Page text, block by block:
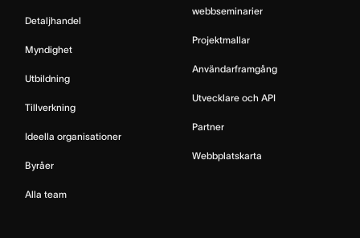
Detaljhandel
Myndighet
Utbildning
Tillverkning
Ideella organisationer
Byråer
Alla team
webbseminarier
Projektmallar
Användarframgång
Utvecklare och API
Partner
Webbplatskarta